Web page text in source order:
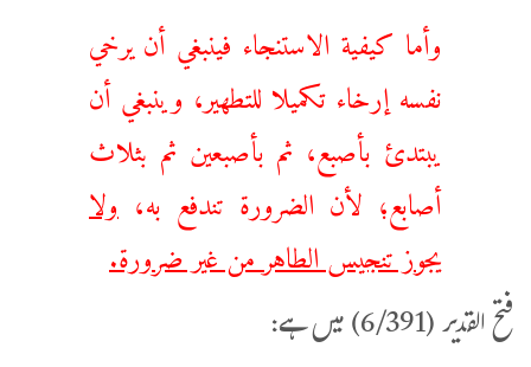
وأما كيفية الاستنجاء فينبغي أن يرخي
نفسه إرخاء تكميلا للتطهير، وينبغي أن
يبتدئ بأصبع، ثم بأصبعين ثم بثلاث
أصابع؛ لأن الضرورة تندفع به، ولا
يجوزتنجيسالطاهر من غير ضرورة.
فتح القدیر (6/391) میں ہے: